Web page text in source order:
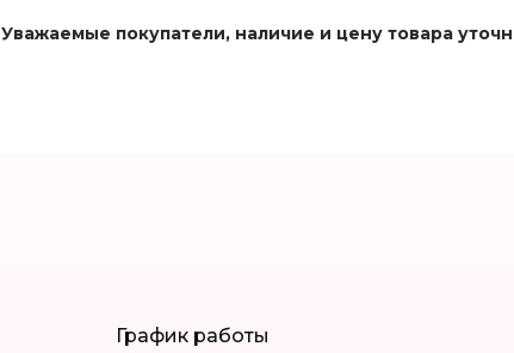
Уважаемые покупатели, наличие и цену товара
График работы